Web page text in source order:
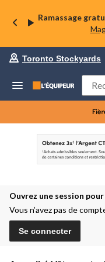
Ramassage
Toronto Stockyards
Ouvrez une session
Vous n’avez pas de
Se connecter